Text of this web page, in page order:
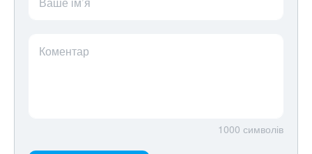
Коментар
1000 символів